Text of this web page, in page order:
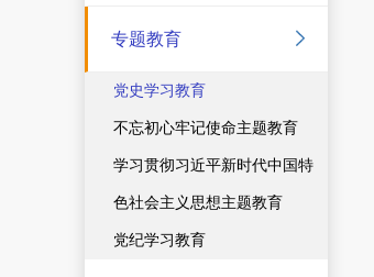
专题教育
党史学习教育
不忘初心牢记使命主题教育
学习贯彻习近平新时代中国特
色社会主义思想主题教育
党纪学习教育